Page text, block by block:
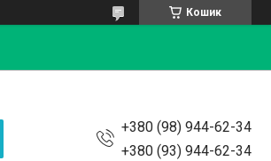
Кошик
+380 (98) 944-62-34
+380 (93) 944-62-34